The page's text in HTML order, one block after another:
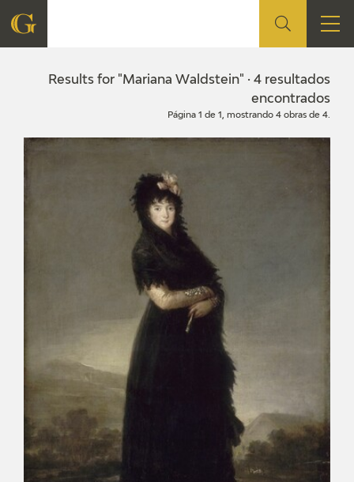
FOUNDATION
CIDG
ACTUALIDAD
Results for "Mariana Waldstein" · 4 resultados
encontrados
Página 1 de 1, mostrando 4 obras de 4.